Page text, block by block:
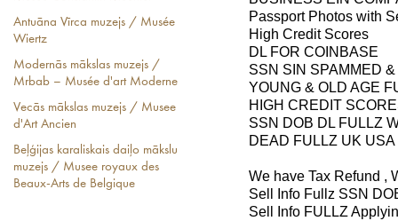
Antuāna Vīrca muzejs / Musée
Wiertz
Modernās mākslas muzejs /
Mrbab – Musée d'art Moderne
Vecās mākslas muzejs / Musee
d'Art Ancien
Beļģijas karaliskais daiļo mākslu
muzejs / Musee royaux des
Beaux-Arts de Belgique
Passport Photos with
High Credit Scores
DL FOR COINBASE
SSN SIN SPAMMED
YOUNG & OLD AGE
HIGH CREDIT
SSN DOB DL FULLZ
DEAD FULLZ UK
We have Tax Refund ,
Sell Info Fullz SSN
Sell Info FULLZ